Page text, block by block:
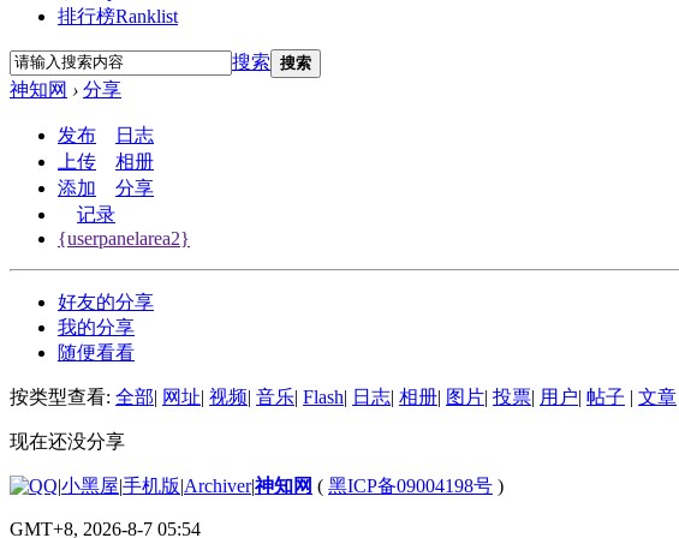
排行榜Ranklist
搜索 搜索
神知网 › 分享
发布
日志
上传
相册
添加
分享
记录
{userpanelarea2}
好友的分享
我的分享
随便看看
按类型查看: 全部| 网址| 视频| 音乐| Flash| 日志| 相册| 图片| 投票| 用户| 帖子 | 文章
现在还没分享
|小黑屋|手机版|Archiver|神知网 ( 黑ICP备09004198号 )
GMT+8, 2026-8-7 05:54